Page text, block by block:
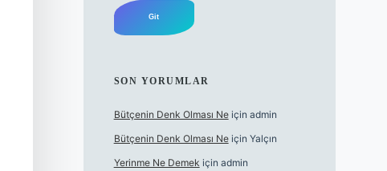
SON YORUMLAR
Bütçenin Denk Olması Neiçin admin
Bütçenin Denk Olması Neiçin Yalçın
Yerinme Ne Demek için admin